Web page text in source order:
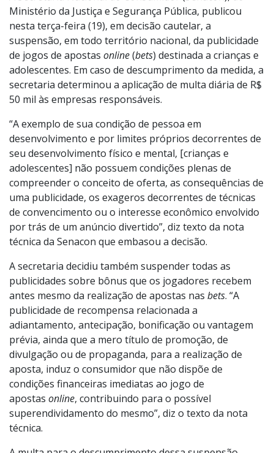
A Secretaria Nacional do Consumidor (Senacon), do
Ministério da Justiça e Segurança Pública, publicou
nesta terça-feira (19), em decisão cautelar, a
suspensão, em todo território nacional, da publicidade
de jogos de apostasonline(bets) destinada a crianças e
adolescentes. Em caso de descumprimento da medida, a
secretaria determinou a aplicação de multa diária de R$
50 mil às empresas responsáveis.
“A exemplo de sua condição de pessoa em
desenvolvimento e por limites próprios decorrentes de
seu desenvolvimento físico e mental, [crianças e
adolescentes] não possuem condições plenas de
compreender o conceito de oferta, as consequências de
uma publicidade, os exageros decorrentes de técnicas
de convencimento ou o interesse econômico envolvido
por trás de um anúncio divertido”, diz texto da nota
técnica da Senacon que embasou a decisão.
A secretaria decidiu também suspender todas as
publicidades sobre bônus que os jogadores recebem
antes mesmo da realização de apostas nas
publicidade de recompensa relacionada a
adiantamento, antecipação, bonificação ou vantagem
prévia, ainda que a mero título de promoção, de
divulgação ou de propaganda, para a realização de
aposta, induz o consumidor que não dispõe de
condições financeiras imediatas ao jogo de
apostasonline, contribuindo para o possível
superendividamento do mesmo”, diz o texto da nota
técnica.